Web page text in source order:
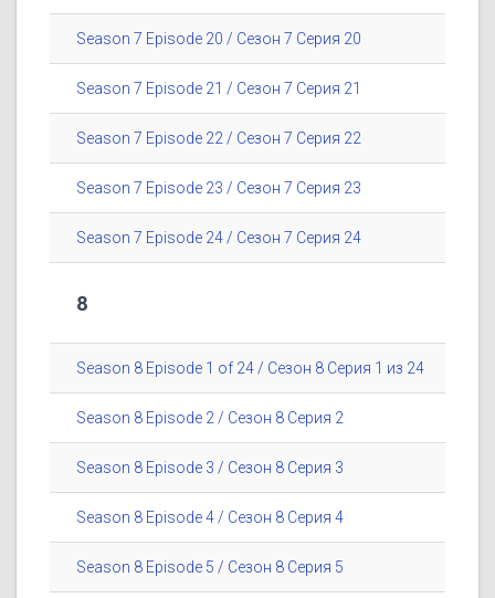
Season 7 Episode 20 / Сезон 7 Серия 20
Season 7 Episode 21 / Сезон 7 Серия 21
Season 7 Episode 22 / Сезон 7 Серия 22
Season 7 Episode 23 / Сезон 7 Серия 23
Season 7 Episode 24 / Сезон 7 Серия 24
8
Season 8 Episode 1 of 24 / Сезон 8 Серия 1 из 24
Season 8 Episode 2 / Сезон 8 Серия 2
Season 8 Episode 3 / Сезон 8 Серия 3
Season 8 Episode 4 / Сезон 8 Серия 4
Season 8 Episode 5 / Сезон 8 Серия 5